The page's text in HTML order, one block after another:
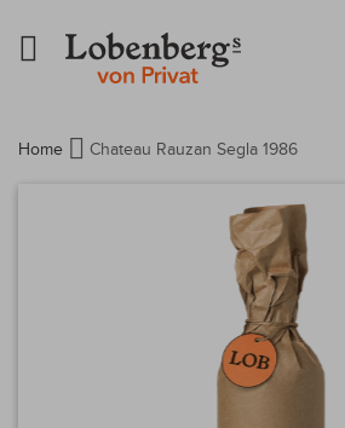
Navigation
umschalten
Home Chateau Rauzan Segla 1986